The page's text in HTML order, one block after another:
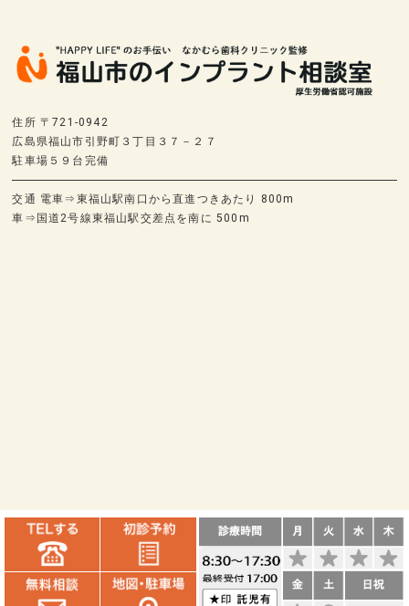
住所 〒721-0942
広島県福山市引野町３丁目３７－２７
駐車場５９台完備
交通 電車⇒東福山駅南口から直進つきあたり 800m
車⇒国道2号線東福山駅交差点を南に 500m
© 福山市のインプラント相談室 なかむら歯科クリニック監修 All rights
Reserved.